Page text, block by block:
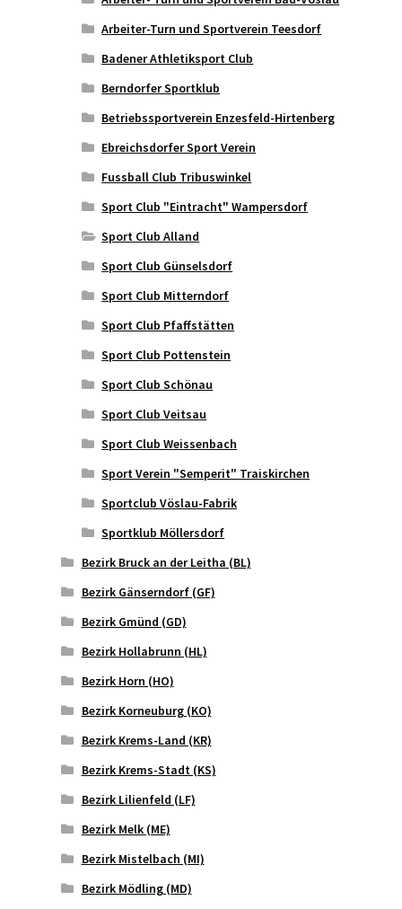
Arbeiter-Turn und Sportverein Teesdorf
Badener Athletiksport Club
Berndorfer Sportklub
Betriebssportverein Enzesfeld-Hirtenberg
Ebreichsdorfer Sport Verein
Fussball Club Tribuswinkel
Sport Club "Eintracht" Wampersdorf
Sport Club Alland
Sport Club Günselsdorf
Sport Club Mitterndorf
Sport Club Pfaffstätten
Sport Club Pottenstein
Sport Club Schönau
Sport Club Veitsau
Sport Club Weissenbach
Sport Verein "Semperit" Traiskirchen
Sportclub Vöslau-Fabrik
Sportklub Möllersdorf
Bezirk Bruck an der Leitha (BL)
Bezirk Gänserndorf (GF)
Bezirk Gmünd (GD)
Bezirk Hollabrunn (HL)
Bezirk Horn (HO)
Bezirk Korneuburg (KO)
Bezirk Krems-Land (KR)
Bezirk Krems-Stadt (KS)
Bezirk Lilienfeld (LF)
Bezirk Melk (ME)
Bezirk Mistelbach (MI)
Bezirk Mödling (MD)